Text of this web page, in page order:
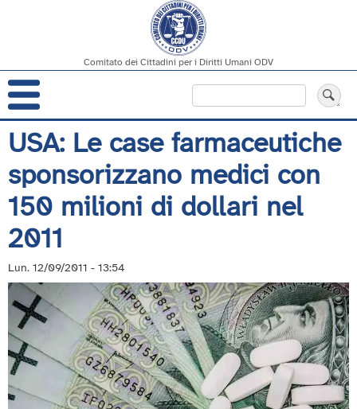
Salta
al
contenuto
principale
Comitato dei Cittadini per i Diritti Umani ODV
Navigazione
principale
USA: Le case farmaceutiche
sponsorizzano medici con
150 milioni di dollari nel
2011
Lun. 12/09/2011 - 13:54